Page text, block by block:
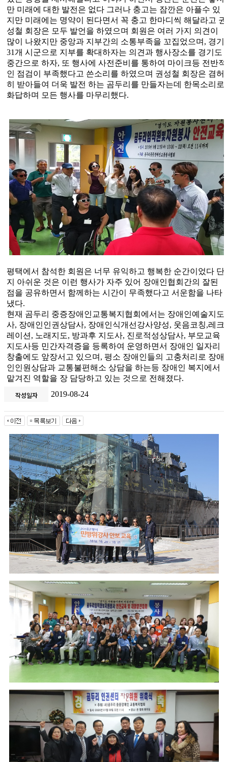
만 미래에 대한 발전은 없다 그러나 충고는 잠깐은 아플수 있
지만 미래에는 명약이 된다면서 꼭 충고 한마디씩 해달라고 권
성철 회장은 모두 발언을 하였으며 회원은 여러 가지 의견이
많이 나왔지만 중앙과 지부간의 소통부족을 꼬집었으며 , 경기
31개 시군으로 지부를 확대하자는 의견과 행사장소를 경기도
중간으로 하자, 또 행사에 사전준비를 통하여 마이크등 전반적
인 점검이 부족했다고 쓴소리를 하였으며 권성철 회장은 겸허
히 받아들여 더욱 발전 하는 곰두리를 만들자는데 한목소리로
화답하며 모든 행사를 마무리했다.
평택에서 참석한 회원은 너무 유익하고 행복한 순간이었다 단
지 아쉬운 것은 이런 행사가 자주 있어 장애인협회간의 잘된
점을 공유하면서 함께하는 시간이 무족했다고 서운함을 나타
냈다.
현재 곰두리 중증장애인교통복지협회에서는 장애인예술지도
사, 장애인인권상담사, 장애인식개선강사양성, 웃음코칭,레크
레이션 , 노래지도, 방과후 지도사, 진로적성상담사, 부모교육
지도사등 민간자격증을 등록하여 운영하면서 장애인 일자리
창출에도 앞장서고 있으며 , 평소 장애인들의 고충처리로 장애
인인원상담과 교통불편해소 상담을 하는등 장애인 복지에서
맡겨진 역할을 장 담당하고 있는 것으로 전해졌다.
작성일자
2019-08-24